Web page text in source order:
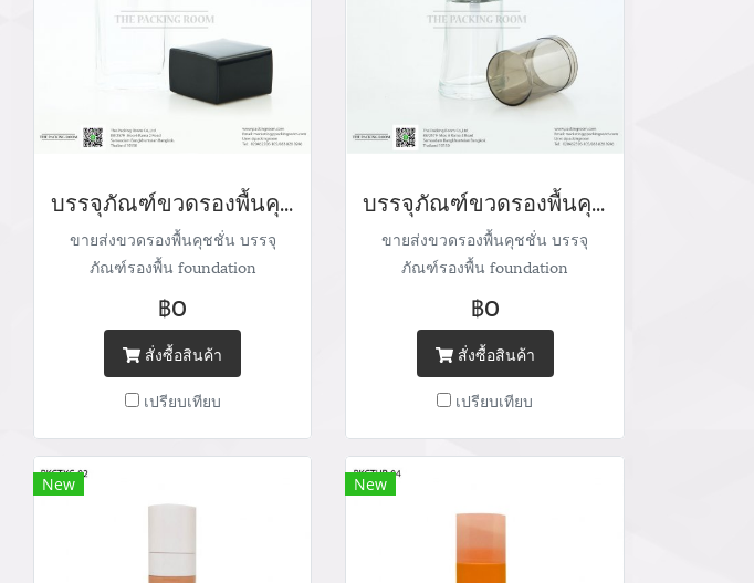
บรรจุภัณฑ์ขวดรองพื้นคุชชั่น ขวดแก้วรองพื้น foundation bootle/ cushion tube บรรจุภัณฑ์แก้ว Glass tube จำหน่ายบรรจุภัณฑ์เครื่องสำอางทุกประเภท
ขายส่งขวดรองพื้นคุชชั่น บรรจุ
ภัณฑ์รองพื้น foundation
packaging cushion case จำหน่าย
บรรจุภัณฑ์เครื่องสำอางทุกประเภท
Tel : (+66) 020 462 506-105
Mobile: 083 828 9246 Email:
marketing@packingroom.com/
sale@packingroom.com/
thepackingroomchannel@gmail.com
฿0
สั่งซื้อสินค้า
เปรียบเทียบ
บรรจุภัณฑ์ขวดรองพื้นคุชชั่น foundation bootle/ cushion tube ขวดแก้วรองพื้น บรรจุภัณฑ์แก้ว Glass tube จำหน่ายบรรจุภัณฑ์เครื่องสำอางทุกประเภท
ขายส่งขวดรองพื้นคุชชั่น บรรจุ
ภัณฑ์รองพื้น foundation
packaging cushion case จำหน่าย
บรรจุภัณฑ์เครื่องสำอางทุกประเภท
Tel : (+66) 020 462 506-105
Mobile: 083 828 9246 Email:
marketing@packingroom.com/
sale@packingroom.com/
thepackingroomchannel@gmail.com
฿0
สั่งซื้อสินค้า
เปรียบเทียบ
New New